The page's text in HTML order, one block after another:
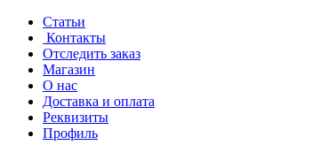
Перейти
навигации
Перейти
содержанию
Статьи
Контакты
Отследить заказ
Магазин
О нас
Доставка и оплата
Реквизиты
Профиль